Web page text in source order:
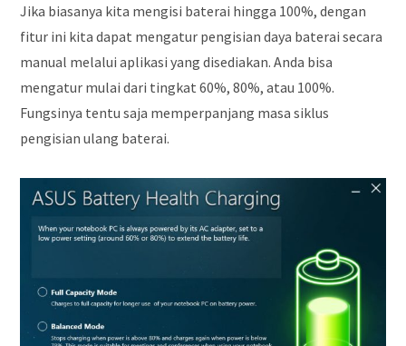
Jika biasanya kita mengisi baterai hingga 100%, dengan
fitur ini kita dapat mengatur pengisian daya baterai secara
manual melalui aplikasi yang disediakan. Anda bisa
mengatur mulai dari tingkat 60%, 80%, atau 100%.
Fungsinya tentu saja memperpanjang masa siklus
pengisian ulang baterai.